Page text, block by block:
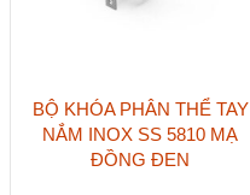
BỘ KHÓA PHÂN THỂ TAY
NẮM INOX SS 5810 MẠ
ĐỒNG ĐEN